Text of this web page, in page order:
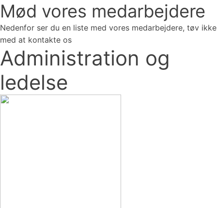
Mød vores medarbejdere
Nedenfor ser du en liste med vores medarbejdere, tøv ikke
med at kontakte os
Administration og
ledelse